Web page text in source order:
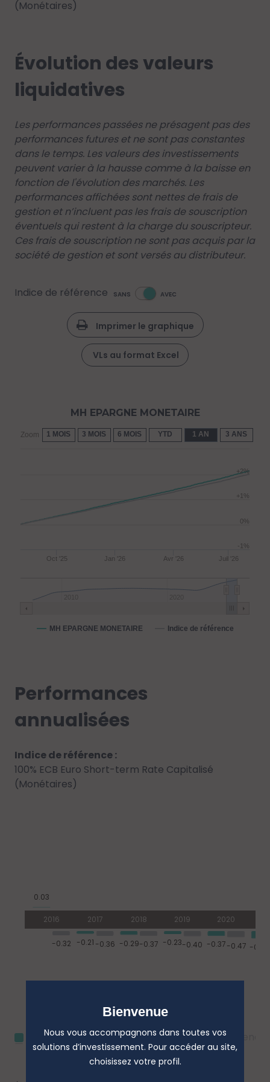
(Monétaires)
Évolution des valeurs
liquidatives
Les performances passées ne présagent pas des
performances futures et ne sont pas constantes
dans le temps. Les valeurs des investissements
peuvent varier à la hausse comme à la baisse en
fonction de l'évolution des marchés. Les
performances affichées sont nettes de frais de
gestion et n’incluent pas les frais de souscription
éventuels qui restent à la charge du souscripteur.
Ces frais de souscription ne sont pas acquis par la
société de gestion et sont versés au distributeur.
Indice de référence SANS AVEC
Imprimer le graphique
VLs au format Excel
Zoom 1 MOIS 3 MOIS 6 MOIS YTD 1 AN 3 ANS
MH EPARGNE MONETAIRE
MH EPARGNE MONETAIRE Indice de référence
Oct '25 Jan '26 Avr '26 Juil '26
-1%
0%
+1%
+2%
Performances
annualisées
Indice de référence :
100% ECB Euro Short-term Rate Capitalisé
(Monétaires)
MH EPARGNE MONETAIRE Indice de référence
Bienvenue
Nous vous accompagnons dans toutes vos
solutions d’investissement. Pour accéder au site,
choisissez votre profil.